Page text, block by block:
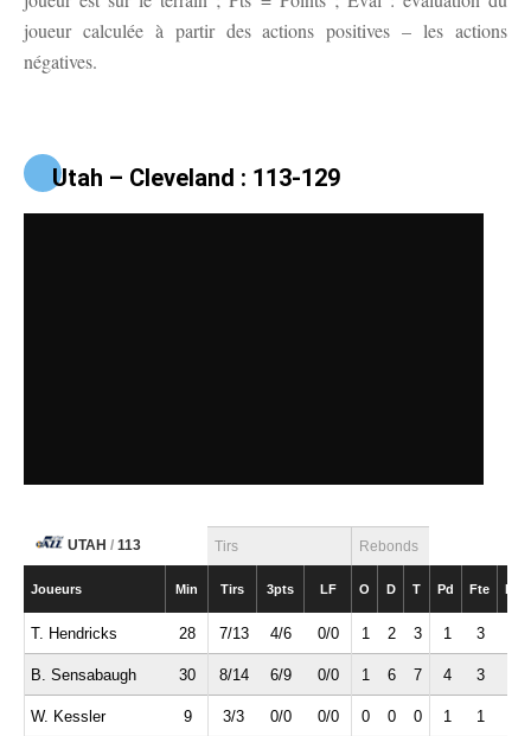
joueur calculée à partir des actions positives – les actions
négatives.
Utah – Cleveland : 113-129
UTAH / 113 Tirs Rebonds
Joueurs Min Tirs 3pts LF O D T Pd Fte
T. Hendricks 28 7/13 4/6 0/0 1 2 3 1 3
B. Sensabaugh 30 8/14 6/9 0/0 1 6 7 4 3
W. Kessler 9 3/3 0/0 0/0 0 0 0 1 1